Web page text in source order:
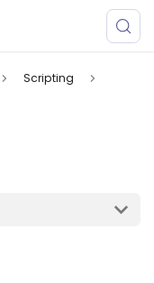
Scripting